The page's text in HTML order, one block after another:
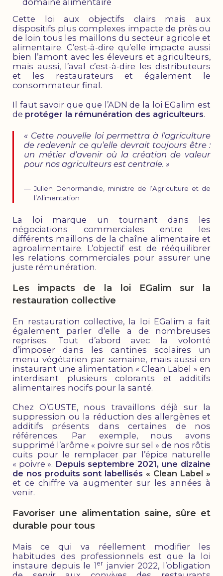
Cette loi aux objectifs clairs mais aux
dispositifs plus complexes impacte de près ou
de loin tous les maillons du secteur agricole et
alimentaire. C’est-à-dire qu’elle impacte aussi
bien l’amont avec les éleveurs et agriculteurs,
mais aussi, l’aval c’est-à-dire les distributeurs
et les restaurateurs et également le
consommateur final.
Il faut savoir que que l’ADN de la loi EGalim est
de protéger la rémunération des agriculteurs.
« Cette nouvelle loi permettra à l’agriculture
de redevenir ce qu’elle devrait toujours être :
un métier d’avenir où la création de valeur
pour nos agriculteurs est centrale. »
Julien Denormandie, ministre de l’Agriculture et de
l’Alimentation
La loi marque un tournant dans les
négociations commerciales entre les
différents maillons de la chaîne alimentaire et
agroalimentaire. L’objectif est de rééquilibrer
les relations commerciales pour assurer une
juste rémunération.
Les impacts de la loi EGalim sur la
restauration collective
En restauration collective, la loi EGalim a fait
également parler d’elle a de nombreuses
reprises. Tout d’abord avec la volonté
d’imposer dans les cantines scolaires un
menu végétarien par semaine, mais aussi en
instaurant une alimentation « Clean Label » en
interdisant plusieurs colorants et additifs
alimentaires nocifs pour la santé.
Chez O’GUSTE, nous travaillons déjà sur la
suppression ou la réduction des allergènes et
additifs présents dans certaines de nos
références. Par exemple, nous avons
supprimé l’arôme « poivre sur sel » de nos rôtis
cuits pour le remplacer par l’épice naturelle
« poivre ». Depuis septembre 2021, une dizaine
de nos produits sont labellisés « Clean Label »
et ce chiffre va augmenter sur les années à
venir.
Favoriser une alimentation saine, sûre et
durable pour tous
Mais ce qui va réellement modifier les
habitudes des professionnels est que la loi
instaure depuis le 1er janvier 2022, l’obligation